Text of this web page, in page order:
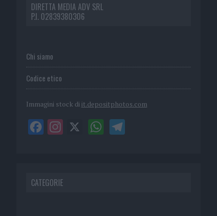
DIRETTA MEDIA ADV SRL
P.I. 02839380306
Chi siamo
Codice etico
Immagini stock di it.depositphotos.com
CATEGORIE